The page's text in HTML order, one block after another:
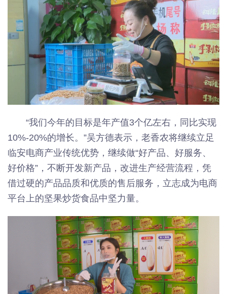
“我们今年的目标是年产值3个亿左右，同比实现
10%-20%的增长。”吴方德表示，老香农将继续立足
临安电商产业传统优势，继续做“好产品、好服务、
好价格”，不断开发新产品，改进生产经营流程，凭
借过硬的产品品质和优质的售后服务，立志成为电商
平台上的坚果炒货食品中坚力量。